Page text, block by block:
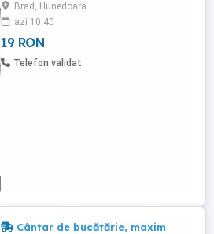
Brad, Hunedoara
azi 10:40
19 RON
Telefon validat
Cântar de bucătărie, maxim